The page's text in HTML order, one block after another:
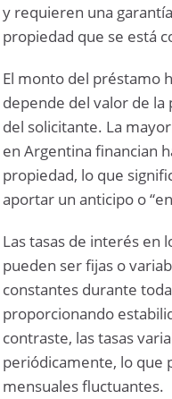
y requieren una
propiedad que se está
El monto del préstamo
depende del valor de
del solicitante. La
en Argentina financian
propiedad, lo que
aportar un anticipo o
Las tasas de interés en
pueden ser fijas o
constantes durante
proporcionando
contraste, las tasas
periódicamente, lo que
mensuales fluctuantes.